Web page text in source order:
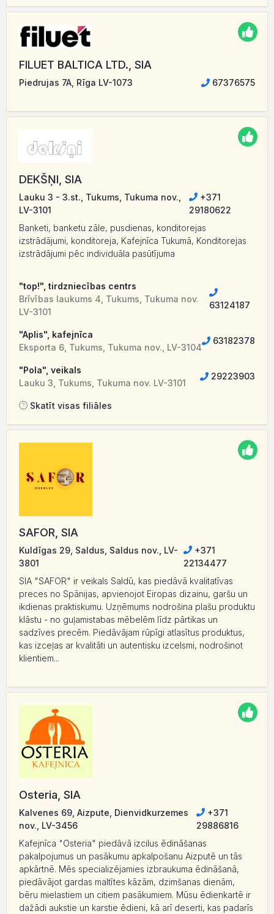
FILUET BALTICA LTD., SIA
Piedrujas 7A, Rīga LV-1073 67376575
DEKŠŅI, SIA
Lauku 3 - 3.st., Tukums, Tukuma nov.,
LV-3101
+371
29180622
Banketi, banketu zāle, pusdienas, konditorejas
izstrādājumi, konditoreja, Kafejnīca Tukumā, Konditorejas
izstrādājumi pēc individuāla pasūtījuma
"top!", tirdzniecības centrs
Brīvības laukums 4, Tukums, Tukuma nov.
LV-3101
63124187
"Aplis", kafejnīca
Eksporta 6, Tukums, Tukuma nov., LV-3104
63182378
"Pola", veikals
Lauku 3, Tukums, Tukuma nov. LV-3101
29223903
Skatīt visas filiāles
SAFOR, SIA
Kuldīgas 29, Saldus, Saldus nov., LV-
3801
+371
22134477
SIA "SAFOR" ir veikals Saldū, kas piedāvā kvalitatīvas
preces no Spānijas, apvienojot Eiropas dizainu, garšu un
ikdienas praktiskumu. Uzņēmums nodrošina plašu produktu
klāstu - no guļamistabas mēbelēm līdz pārtikas un
sadzīves precēm. Piedāvājam rūpīgi atlasītus produktus,
kas izceļas ar kvalitāti un autentisku izcelsmi, nodrošinot
klientiem...
Osteria, SIA
Kalvenes 69, Aizpute, Dienvidkurzemes
nov., LV-3456
+371
29886816
Kafejnīca "Osteria" piedāvā izcilus ēdināšanas
pakalpojumus un pasākumu apkalpošanu Aizputē un tās
apkārtnē. Mēs specializējamies izbraukuma ēdināšanā,
piedāvājot gardas maltītes kāzām, dzimšanas dienām,
bēru mielastiem un citiem pasākumiem. Mūsu ēdienkartē ir
dažādi aukstie un karstie ēdieni, kā arī deserti, kas padarīs